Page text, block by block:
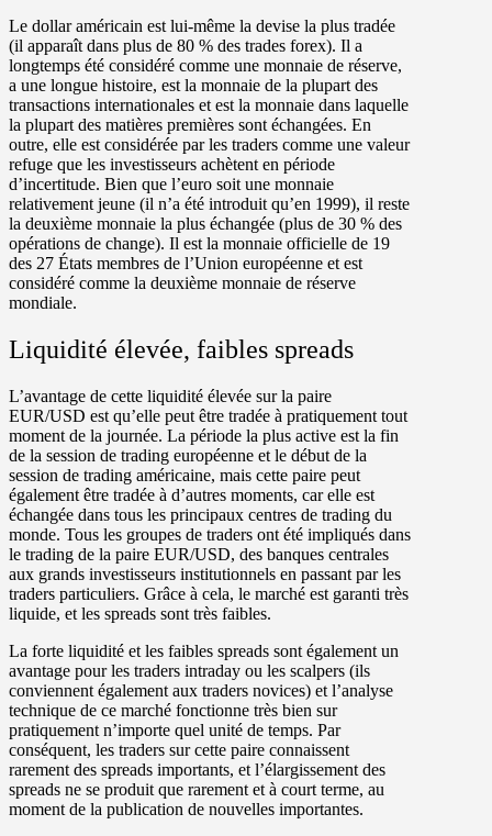
Le dollar américain est lui-même la devise la plus tradée
(il apparaît dans plus de 80 % des trades forex). Il a
longtemps été considéré comme une monnaie de réserve,
a une longue histoire, est la monnaie de la plupart des
transactions internationales et est la monnaie dans laquelle
la plupart des matières premières sont échangées. En
outre, elle est considérée par les traders comme une valeur
refuge que les investisseurs achètent en période
d’incertitude. Bien que l’euro soit une monnaie
relativement jeune (il n’a été introduit qu’en 1999), il reste
la deuxième monnaie la plus échangée (plus de 30 % des
opérations de change). Il est la monnaie officielle de 19
des 27 États membres de l’Union européenne et est
considéré comme la deuxième monnaie de réserve
mondiale.
Liquidité élevée, faibles spreads
L’avantage de cette liquidité élevée sur la paire
EUR/USD est qu’elle peut être tradée à pratiquement tout
moment de la journée. La période la plus active est la fin
de la session de trading européenne et le début de la
session de trading américaine, mais cette paire peut
également être tradée à d’autres moments, car elle est
échangée dans tous les principaux centres de trading du
monde. Tous les groupes de traders ont été impliqués dans
le trading de la paire EUR/USD, des banques centrales
aux grands investisseurs institutionnels en passant par les
traders particuliers. Grâce à cela, le marché est garanti très
liquide, et les spreads sont très faibles.
La forte liquidité et les faibles spreads sont également un
avantage pour les traders intraday ou les scalpers (ils
conviennent également aux traders novices) et l’analyse
technique de ce marché fonctionne très bien sur
pratiquement n’importe quel unité de temps. Par
conséquent, les traders sur cette paire connaissent
rarement des spreads importants, et l’élargissement des
spreads ne se produit que rarement et à court terme, au
moment de la publication de nouvelles importantes.